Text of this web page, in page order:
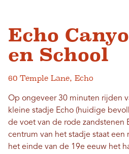
Echo
en School
60 Temple Lane, Echo
Op ongeveer 30 minuten rijden
kleine stadje Echo (huidige
de voet van de rode zandstenen
centrum van het stadje staat een
het einde van de 19e eeuw het